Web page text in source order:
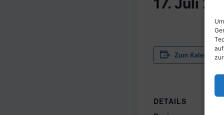
17. Juli
Zum Kalender
DETAILS